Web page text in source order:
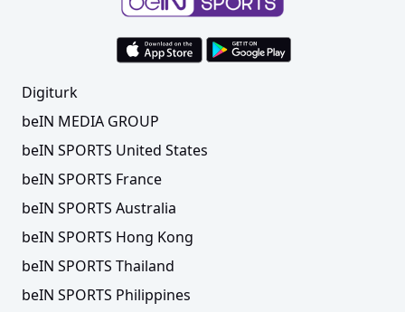
Digiturk
beIN MEDIA GROUP
beIN SPORTS United States
beIN SPORTS France
beIN SPORTS Australia
beIN SPORTS Hong Kong
beIN SPORTS Thailand
beIN SPORTS Philippines